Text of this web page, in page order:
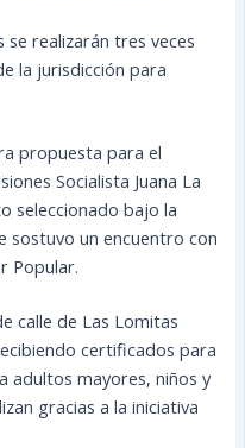
se realizarán tres veces
la jurisdicción para
propuesta para el
Socialista Juana La
seleccionado bajo la
sostuvo un encuentro con
Popular.
calle de Las Lomitas
certificados para
adultos mayores, niños y
gracias a la iniciativa